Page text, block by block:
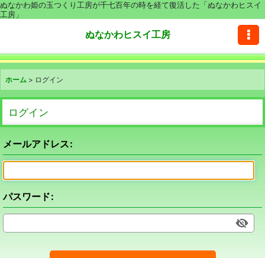
ぬなかわ姫の玉つくり工房が千七百年の時を経て復活した「ぬなかわヒスイ
工房」
ぬなかわヒスイ工房
ホーム > ログイン
ログイン
メールアドレス:
パスワード: